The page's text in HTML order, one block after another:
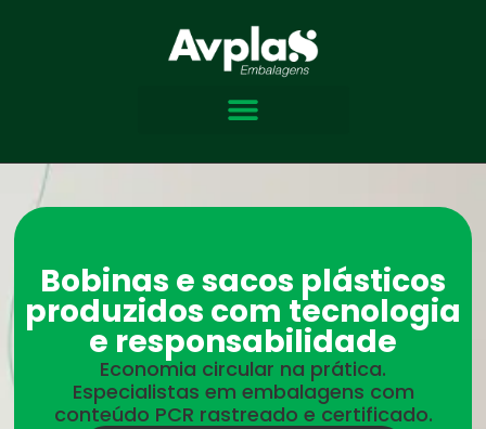
Bobinas e sacos plásticos
produzidos com tecnologia
e responsabilidade
Economia circular na prática.
Especialistas em embalagens com
conteúdo PCR rastreado e certificado.